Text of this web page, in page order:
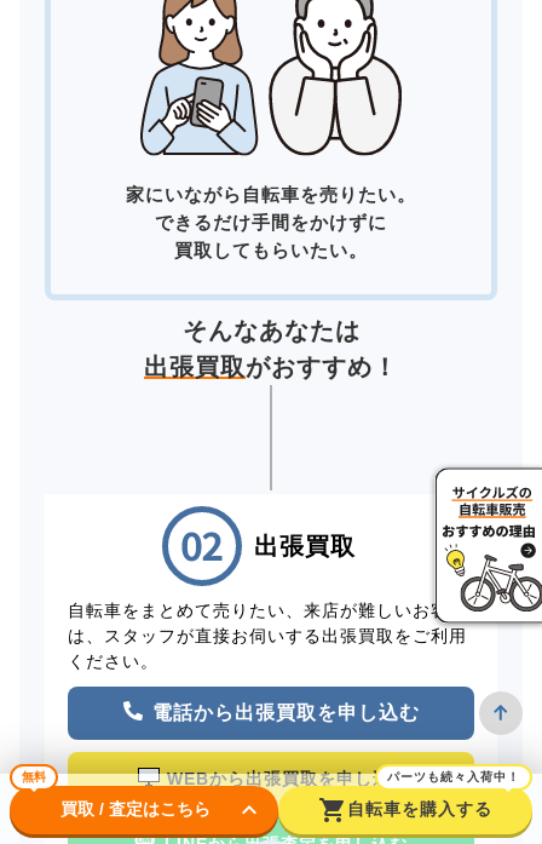
家にいながら自転車を売りたい。
できるだけ手間をかけずに
買取してもらいたい。
そんなあなたは
出張買取がおすすめ！
出張買取
自転車をまとめて売りたい、来店が難しいお客様
は、スタッフが直接お伺いする出張買取をご利用
ください。
電話から出張買取を申し込む
WEBから出張買取を申し込む
無料
買取 / 査定はこちら keyboard_arrow_down shopping_cart
パーツも続々入荷中！
自転車を購入する